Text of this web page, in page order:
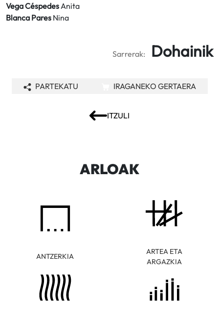
Vega CéspedesAnita
Blanca Pares Nina
Sarrerak: Dohainik
ITZULI
PARTEKATU IRAGANEKO GERTAERA
ARLOAK
ANTZERKIA
ARTEA ETA
ARGAZKIA